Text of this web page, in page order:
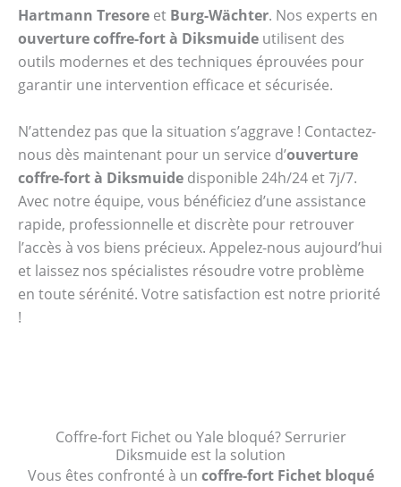
Hartmann Tresore et Burg-Wächter. Nos experts en
ouverture coffre-fort à Diksmuide utilisent des
outils modernes et des techniques éprouvées pour
garantir une intervention efficace et sécurisée.
N’attendez pas que la situation s’aggrave ! Contactez-
nous dès maintenant pour un service d’ouverture
coffre-fort à Diksmuide disponible 24h/24 et 7j/7.
Avec notre équipe, vous bénéficiez d’une assistance
rapide, professionnelle et discrète pour retrouver
l’accès à vos biens précieux. Appelez-nous aujourd’hui
et laissez nos spécialistes résoudre votre problème
en toute sérénité. Votre satisfaction est notre priorité
!
Coffre-fort Fichet ou Yale bloqué? Serrurier
Diksmuide est la solution
Vous êtes confronté à un coffre-fort Fichet bloqué